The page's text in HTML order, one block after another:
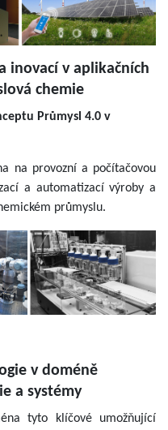
inovací v aplikačních
chemie
Průmysl 4.0 v
na provozní a počítačovou
a automatizací výroby a
průmyslu.
v doméně
a systémy
tyto klíčové umožňující